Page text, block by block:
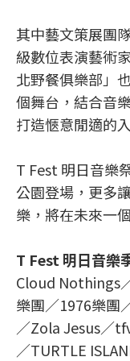
其中藝文策展團
級數位表演藝術
北野餐俱樂部」
個舞台，結合音
打造愜意閒適的
T Fest 明日音樂
公園登場，更多
樂，將在未來一
T Fest 明日音樂
Cloud Nothings
樂團／1976樂團
／Zola Jesus／
／TURTLE